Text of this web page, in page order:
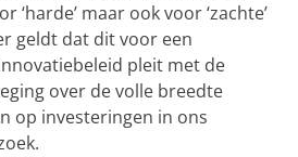
‘harde’ maar ook voor ‘zachte’
geldt dat dit voor een
pleit met de
over de volle breedte
op investeringen in ons